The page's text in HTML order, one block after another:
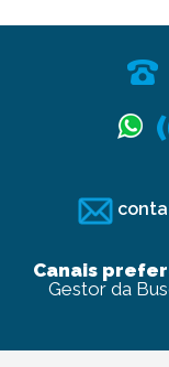
Canais
Gestor da